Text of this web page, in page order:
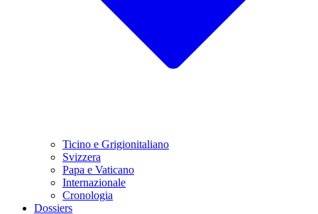
Ticino e Grigionitaliano
Svizzera
Papa e Vaticano
Internazionale
Cronologia
Dossiers